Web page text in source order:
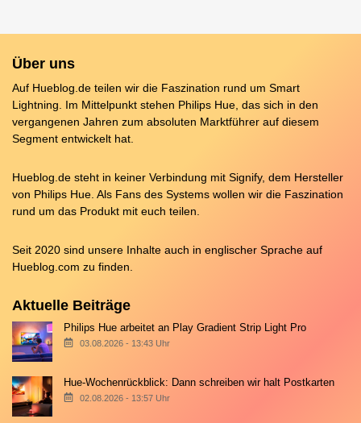
Über uns
Auf Hueblog.de teilen wir die Faszination rund um Smart
Lightning. Im Mittelpunkt stehen Philips Hue, das sich in den
vergangenen Jahren zum absoluten Marktführer auf diesem
Segment entwickelt hat.
Hueblog.de steht in keiner Verbindung mit Signify, dem Hersteller
von Philips Hue. Als Fans des Systems wollen wir die Faszination
rund um das Produkt mit euch teilen.
Seit 2020 sind unsere Inhalte auch in englischer Sprache auf
Hueblog.com zu finden.
Aktuelle Beiträge
Philips Hue arbeitet an Play Gradient Strip Light Pro
03.08.2026 - 13:43 Uhr
Hue-Wochenrückblick: Dann schreiben wir halt Postkarten
02.08.2026 - 13:57 Uhr